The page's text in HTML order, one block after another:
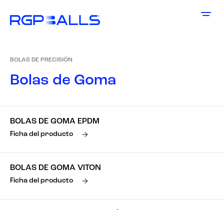
BOLAS DE PRECISIÓN
Bolas de Goma
BOLAS DE GOMA EPDM
Ficha del producto
BOLAS DE GOMA VITON
Ficha del producto